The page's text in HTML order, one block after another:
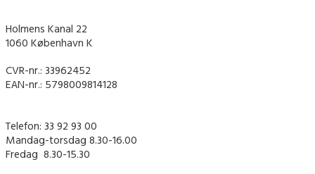
Holmens Kanal 22
1060 København K
CVR-nr.: 33962452
EAN-nr.: 5798009814128
Telefon: 33 92 93 00
Mandag-torsdag 8.30-16.00
Fredag ​ 8.30-15.30